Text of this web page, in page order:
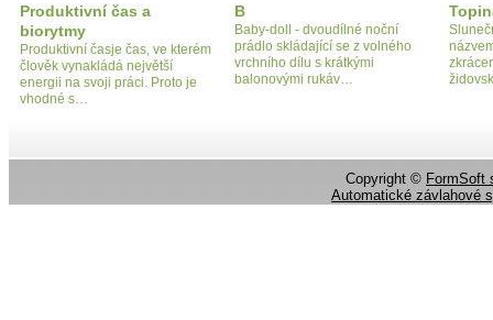
Produktivní čas a
biorytmy
Produktivní časje čas, ve kterém
člověk vynakládá největší
energii na svoji práci. Proto je
vhodné s…
B
Baby-doll - dvoudílné noční
prádlo skládající se z volného
vrchního dílu s krátkými
balonovými rukáv…
Copyright © FormSoft
Automatické závlahové